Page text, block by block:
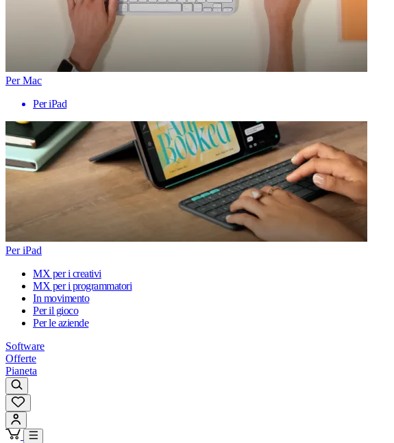
Per Mac
Per iPad
Per iPad
MX per i creativi
MX per i programmatori
In movimento
Per il gioco
Per le aziende
Software
Offerte
Pianeta